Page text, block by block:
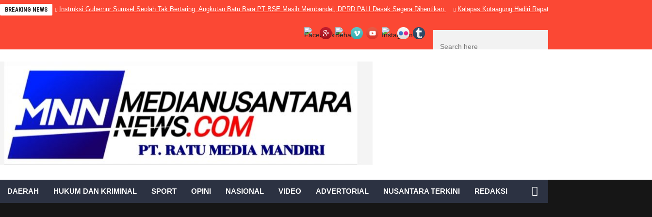
BREAKING NEWS Instruksi Gubernur Sumsel Seolah Tak Bertaring, Angkutan Batu Bara PT BSE Masih Membandel, DPRD PALI Desak Segera Dihentikan. Kalapas Kotaagung Hadiri Rapat Persiapan HUT Ke-81
DAERAH HUKUM DAN KRIMINAL SPORT OPINI NASIONAL VIDEO ADVERTORIAL NUSANTARA TERKINI REDAKSI